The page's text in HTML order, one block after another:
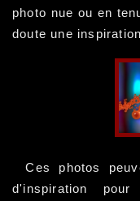
photo nue ou en
doute une
Ces photos
d'inspiration